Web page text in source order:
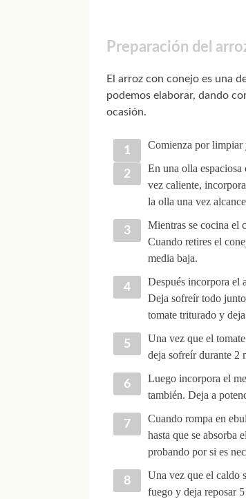
Preparación del
El arroz con conejo es una
podemos elaborar, dando
ocasión.
Comienza por limpiar
En una olla
vez caliente,
la olla una vez
Mientras se cocina el
Cuando retires el
media baja.
Después incorpora el
Deja sofreír todo
tomate triturado y
Una vez que el
deja sofreír durante 2
Luego incorpora el
también. Deja a
Cuando rompa en
hasta que se absorba
probando por si es
Una vez que el caldo
fuego y deja reposar